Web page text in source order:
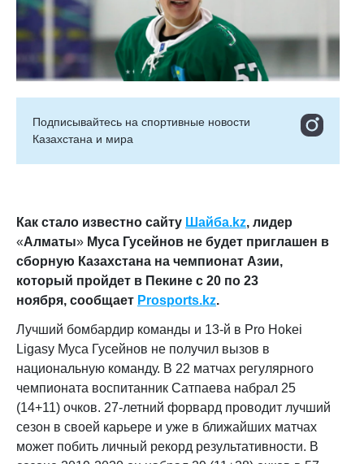
Подписывайтесь на cпортивные новости
Казахстана и мира
Как стало известно сайту Шайба.kz, лидер
«Алматы» Муса Гусейнов не будет приглашен в
сборную Казахстана на чемпионат Азии,
который пройдет в Пекине с 20 по 23
ноября, сообщает Prosports.kz.
Лучший бомбардир команды и 13-й в Pro Hokei
Ligasy Муса Гусейнов не получил вызов в
национальную команду. В 22 матчах регулярного
чемпионата воспитанник Сатпаева набрал 25
(14+11) очков. 27-летний форвард проводит лучший
сезон в своей карьере и уже в ближайших матчах
может побить личный рекорд результативности. В